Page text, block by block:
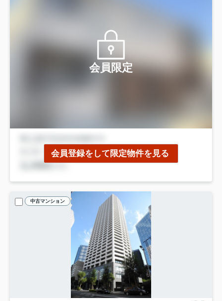
会員限定
会員登録をして限定物件を見る
中古マンション